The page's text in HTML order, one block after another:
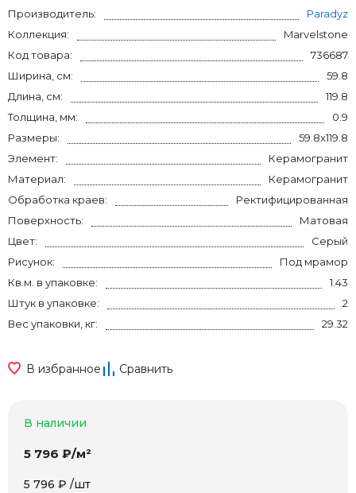
Производитель:
Paradyz
Коллекция:
Marvelstone
Код товара:
736687
Ширина, см:
59.8
Длина, см:
119.8
Толщина, мм:
0.9
Размеры:
59.8x119.8
Элемент:
Керамогранит
Материал:
Керамогранит
Обработка краев:
Ректифицированная
Поверхность:
Матовая
Цвет:
Серый
Рисунок:
Под мрамор
Кв.м. в упаковке:
1.43
Штук в упаковке:
2
Вес упаковки, кг:
29.32
В избранное Сравнить
В наличии
5 796 ₽/м²
5 796 ₽ /шт